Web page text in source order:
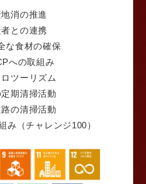
消の推進
との連携
な食材の確保
への取組み
ツーリズム
期清掃活動
の清掃活動
み（チャレンジ100）